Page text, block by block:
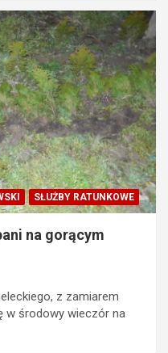
SŁUŻBY RATUNKOWE
na gorącym
z zamiarem
w środowy wieczór na